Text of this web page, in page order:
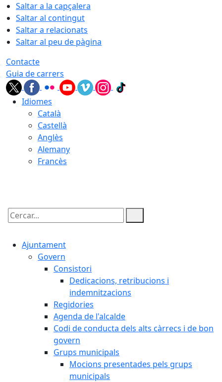
Saltar a la capçalera
Saltar al contingut
Saltar a relacionats
Saltar al peu de pàgina
Contacte
Guia de carrers
Idiomes
Català
Castellà
Anglès
Alemany
Francès
Cercar:
Ajuntament
Govern
Consistori
Dedicacions, retribucions i
indemnitzacions
Regidories
Agenda de l'alcalde
Codi de conducta dels alts càrrecs i de bon
govern
Grups municipals
Mocions presentades pels grups
municipals